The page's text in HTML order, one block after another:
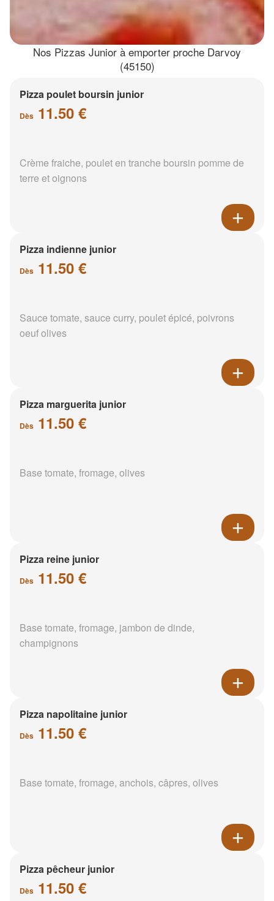
Nos Pizzas Junior à emporter proche Darvoy
(45150)
Pizza poulet boursin junior
Dès 11.50 €
Crème fraiche, poulet en tranche boursin pomme de
terre et oignons
Pizza indienne junior
Dès 11.50 €
Sauce tomate, sauce curry, poulet épicé, poivrons
oeuf olives
Pizza marguerita junior
Dès 11.50 €
Base tomate, fromage, olives
Pizza reine junior
Dès 11.50 €
Base tomate, fromage, jambon de dinde,
champignons
Pizza napolitaine junior
Dès 11.50 €
Base tomate, fromage, anchois, câpres, olives
Pizza pêcheur junior
Dès 11.50 €